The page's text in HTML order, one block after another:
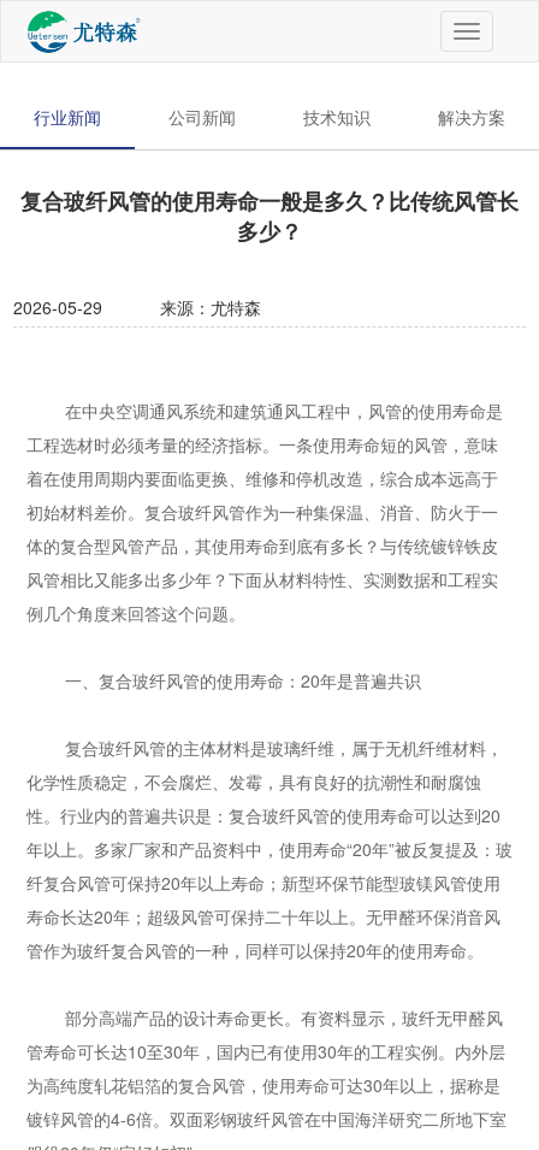
切
换
航
行业新闻 公司新闻 技术知识 解决方案
复合玻纤风管的使用寿命一般是多久？比传统风管长
多少？
2026-05-29 来源：尤特森
在中央空调通风系统和建筑通风工程中，风管的使用寿命是
工程选材时必须考量的经济指标。一条使用寿命短的风管，意味
着在使用周期内要面临更换、维修和停机改造，综合成本远高于
初始材料差价。复合玻纤风管作为一种集保温、消音、防火于一
体的复合型风管产品，其使用寿命到底有多长？与传统镀锌铁皮
风管相比又能多出多少年？下面从材料特性、实测数据和工程实
例几个角度来回答这个问题。
一、复合玻纤风管的使用寿命：20年是普遍共识
复合玻纤风管的主体材料是玻璃纤维，属于无机纤维材料，
化学性质稳定，不会腐烂、发霉，具有良好的抗潮性和耐腐蚀
性。行业内的普遍共识是：复合玻纤风管的使用寿命可以达到20
年以上。多家厂家和产品资料中，使用寿命“20年”被反复提及：玻
纤复合风管可保持20年以上寿命；新型环保节能型玻镁风管使用
寿命长达20年；超级风管可保持二十年以上。无甲醛环保消音风
管作为玻纤复合风管的一种，同样可以保持20年的使用寿命。
部分高端产品的设计寿命更长。有资料显示，玻纤无甲醛风
管寿命可长达10至30年，国内已有使用30年的工程实例。内外层
为高纯度轧花铝箔的复合风管，使用寿命可达30年以上，据称是
镀锌风管的4-6倍。双面彩钢玻纤风管在中国海洋研究二所地下室